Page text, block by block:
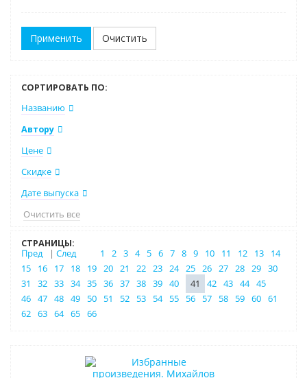
Очистить
СОРТИРОВАТЬ ПО:
Названию
Автору
Цене
Скидке
Дате выпуска
Очистить все
СТРАНИЦЫ:
Пред
| След 1 2 3 4 5 6 7 8 9 10 11 12 13
14
15
16 17 18 19 20 21 22 23 24 25 26 27 28 29 30
31
32 33 34 35 36 37 38 39 40 41 42 43 44 45
46 47 48 49 50 51 52 53 54 55 56 57 58 59 60 61
62 63 64 65 66